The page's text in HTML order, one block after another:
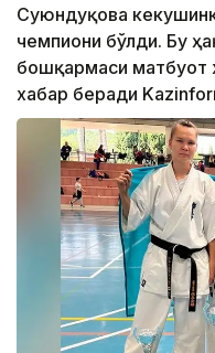
Суюндуқова
чемпиони бўлди. Бу
бошқармаси матбуот
хабар беради